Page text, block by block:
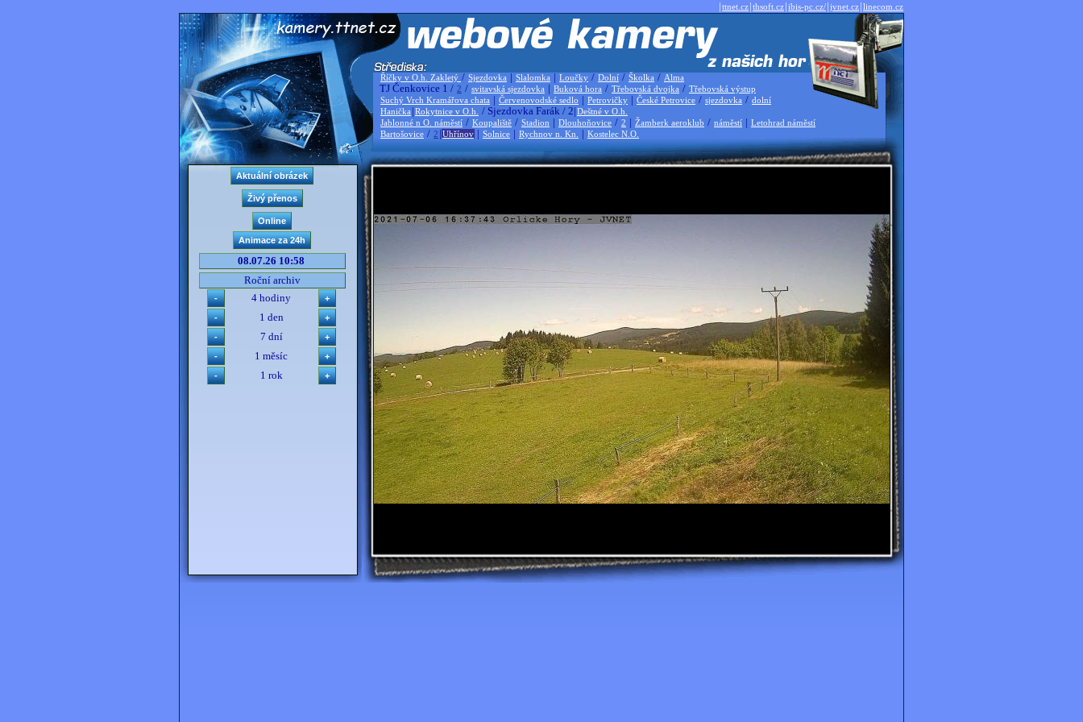
|ttnet.cz|thsoft.cz|ibis-pc.cz/|jvnet.cz|linecom.cz
Říčky v O.h. Zakletý / Sjezdovka | Slalomka | Loučky / Dolní / Školka / Alma
TJ Čenkovice 1 / 2 / svitavská sjezdovka | Buková hora / Třebovská dvojka / Třebovská výstup
Suchý Vrch Kramářova chata | Červenovodské sedlo | Petrovičky | České Petrovice / sjezdovka / dolní
Hanička |Rokytnice v O.h. / Sjezdovka Farák / 2|Deštné v O.h.
Jablonné n O. náměstí / Koupaliště / Stadion | Dlouhoňovice / 2 | Žamberk aeroklub / náměstí | Letohrad náměstí
Bartošovice / 2 |Uhřínov | Solnice | Rychnov n. Kn. | Kostelec N.O.
08.07.26 10:58
Roční archiv
4 hodiny
1 den
7 dní
1 měsíc
1 rok